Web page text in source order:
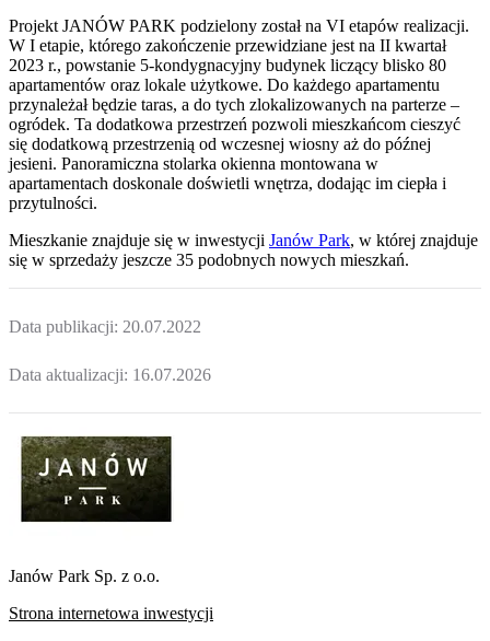
Projekt JANÓW PARK podzielony został na VI etapów realizacji.
W I etapie, którego zakończenie przewidziane jest na II kwartał
2023 r., powstanie 5-kondygnacyjny budynek liczący blisko 80
apartamentów oraz lokale użytkowe. Do każdego apartamentu
przynależał będzie taras, a do tych zlokalizowanych na parterze –
ogródek. Ta dodatkowa przestrzeń pozwoli mieszkańcom cieszyć
się dodatkową przestrzenią od wczesnej wiosny aż do późnej
jesieni. Panoramiczna stolarka okienna montowana w
apartamentach doskonale doświetli wnętrza, dodając im ciepła i
przytulności.
Mieszkanie znajduje się w inwestycji Janów Park, w której znajduje
się w sprzedaży jeszcze 35 podobnych nowych mieszkań.
Data publikacji: 20.07.2022
Data aktualizacji: 16.07.2026
Janów Park Sp. z o.o.
Strona internetowa inwestycji